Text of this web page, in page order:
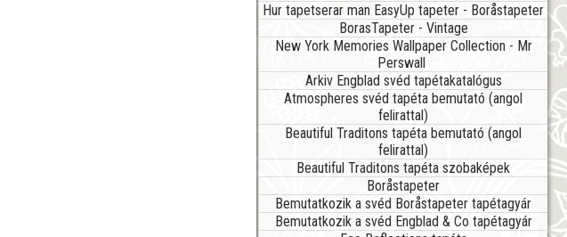
Hur tapetserar man EasyUp tapeter - Boråstapeter
BorasTapeter - Vintage
New York Memories Wallpaper Collection - Mr
Perswall
Arkiv Engblad svéd tapétakatalógus
Atmospheres svéd tapéta bemutató (angol
felirattal)
Beautiful Traditons tapéta bemutató (angol
felirattal)
Beautiful Traditons tapéta szobaképek
Boråstapeter
Bemutatkozik a svéd Boråstapeter tapétagyár
Bemutatkozik a svéd Engblad & Co tapétagyár